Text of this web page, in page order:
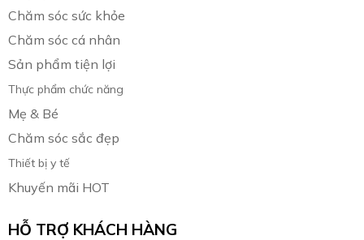
Chăm sóc sức khỏe
Chăm sóc cá nhân
Sản phẩm tiện lợi
Thực phẩm chức năng
Mẹ & Bé
Chăm sóc sắc đẹp
Thiết bị y tế
Khuyến mãi HOT
HỖ TRỢ KHÁCH HÀNG